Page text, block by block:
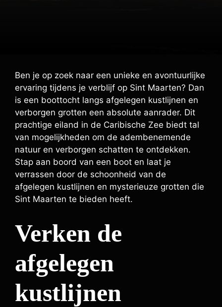
Ben je op zoek naar een unieke en avontuurlijke
ervaring tijdens je verblijf op Sint Maarten? Dan
is een boottocht langs afgelegen kustlijnen en
verborgen grotten een absolute aanrader. Dit
prachtige eiland in de Caribische Zee biedt tal
van mogelijkheden om de adembenemende
natuur en verborgen schatten te ontdekken.
Stap aan boord van een boot en laat je
verrassen door de schoonheid van de
afgelegen kustlijnen en mysterieuze grotten die
Sint Maarten te bieden heeft.
Verken de
afgelegen
kustlijnen